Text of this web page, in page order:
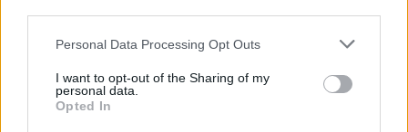
Personal Data Processing Opt Outs
I want to opt-out of the Sharing of my
personal data.
Opted In